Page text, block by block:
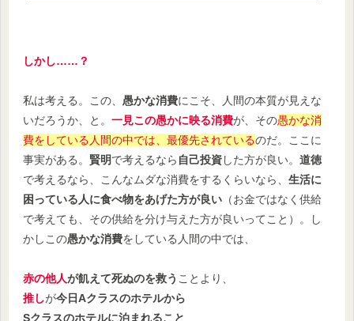
しかし……？
私は考える。この、 愚かな消費にこそ、人間の本質が見えな
いだろうか、と。 一見この愚かに映る消費が、その愚かな消
費をしている人間の中では、最優先されているのだ。ここに
事実がある。 賢明で考えるなら 自己投資した方が良い。 道徳
で考えるなら、こんなムダな消費をするくらいなら、 生活に
困っている人に食べ物をあげた方が良い （お金ではなく供給
で考えても、その供給を分け与えた方が良いってこと）。し
かしこの愚かな消費をしている人間の中では、
赤の他人が飢えて死ぬのを救う ことより、
推しが今日Aクラスのホテルから
Sクラスのホテルに泊まれること